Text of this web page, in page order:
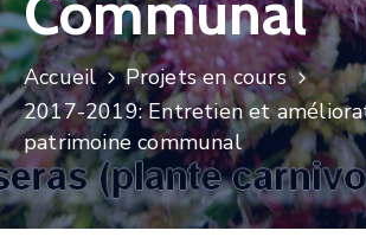
Enfance
Accueil
Projets en cours
2017-2019: Entretien et
patrimoine communal